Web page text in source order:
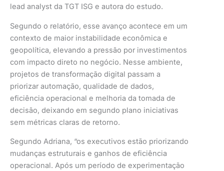
lead analyst da TGT ISG e autora do estudo.
Segundo o relatório, esse avanço acontece em um
contexto de maior instabilidade econômica e
geopolítica, elevando a pressão por investimentos
com impacto direto no negócio. Nesse ambiente,
projetos de transformação digital passam a
priorizar automação, qualidade de dados,
eficiência operacional e melhoria da tomada de
decisão, deixando em segundo plano iniciativas
sem métricas claras de retorno.
Segundo Adriana, “os executivos estão priorizando
mudanças estruturais e ganhos de eficiência
operacional. Após um período de experimentação